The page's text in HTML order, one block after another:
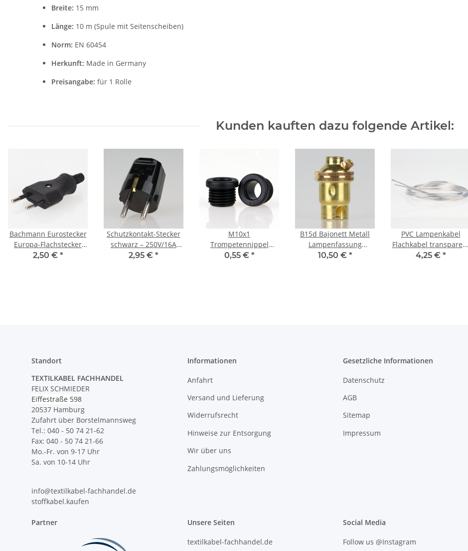
Breite: 15 mm
Länge: 10 m (Spule mit Seitenscheiben)
Norm: EN 60454
Herkunft: Made in Germany
Preisangabe: für 1 Rolle
Kunden kauften dazu folgende Artikel:
Bachmann Eurostecker
Europa-Flachstecker
schwarz 250V/2A mit
2,50 € *
Schutzkontakt-Stecker
schwarz – 250V/16A
Bakelit-Optik – mit
2,95 € *
M10x1
Trompetennippel
10x9,5 mm, 7 mm lang,
0,55 € *
B15d Bajonett Metall
Lampenfassung
vermessingt M10x1
10,50 € *
PVC Lampenkabel
Flachkabel transparent
2-adrig, 2x0,75mm²
4,25 € *
Standort
TEXTILKABEL FACHHANDEL
FELIX SCHMIEDER
Eiffestraße 598
20537 Hamburg
Zufahrt über Borstelmannsweg
Tel.: 040 - 50 74 21-62
Fax: 040 - 50 74 21-66
Mo.-Fr. von 9-17 Uhr
Sa. von 10-14 Uhr
info@textilkabel-fachhandel.de
stoffkabel.kaufen
Informationen
Anfahrt
Versand und Lieferung
Widerrufsrecht
Hinweise zur Entsorgung
Wir über uns
Zahlungsmöglichkeiten
Gesetzliche Informationen
Datenschutz
AGB
Sitemap
Impressum
Partner Unsere Seiten
textilkabel-fachhandel.de
Social Media
Follow us @Instagram